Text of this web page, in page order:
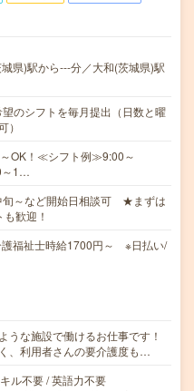
県)駅から---分／大和(茨城県)駅
のシフトを毎月提出（日数と曜
）
OK！≪シフト例≫9:00～
～1…
旬～など開始日相談可 ★まずは
歓迎！
福祉士時給1700円～ ※日払い/
うな施設で働けるお仕事です！
、利用者さんの要介護度も…
ル不要 / 英語力不要